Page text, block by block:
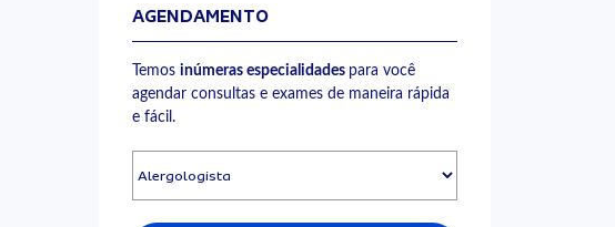
AGENDAMENTO
Temos inúmeras especialidades para você
agendar consultas e exames de maneira rápida
e fácil.